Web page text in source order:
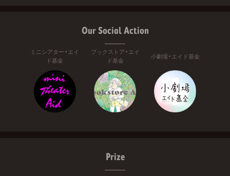
Our Social Action
ミニシアター・エイ
ド基金
ブックストア・エイ
ド基金
小劇場・エイド基金
Prize